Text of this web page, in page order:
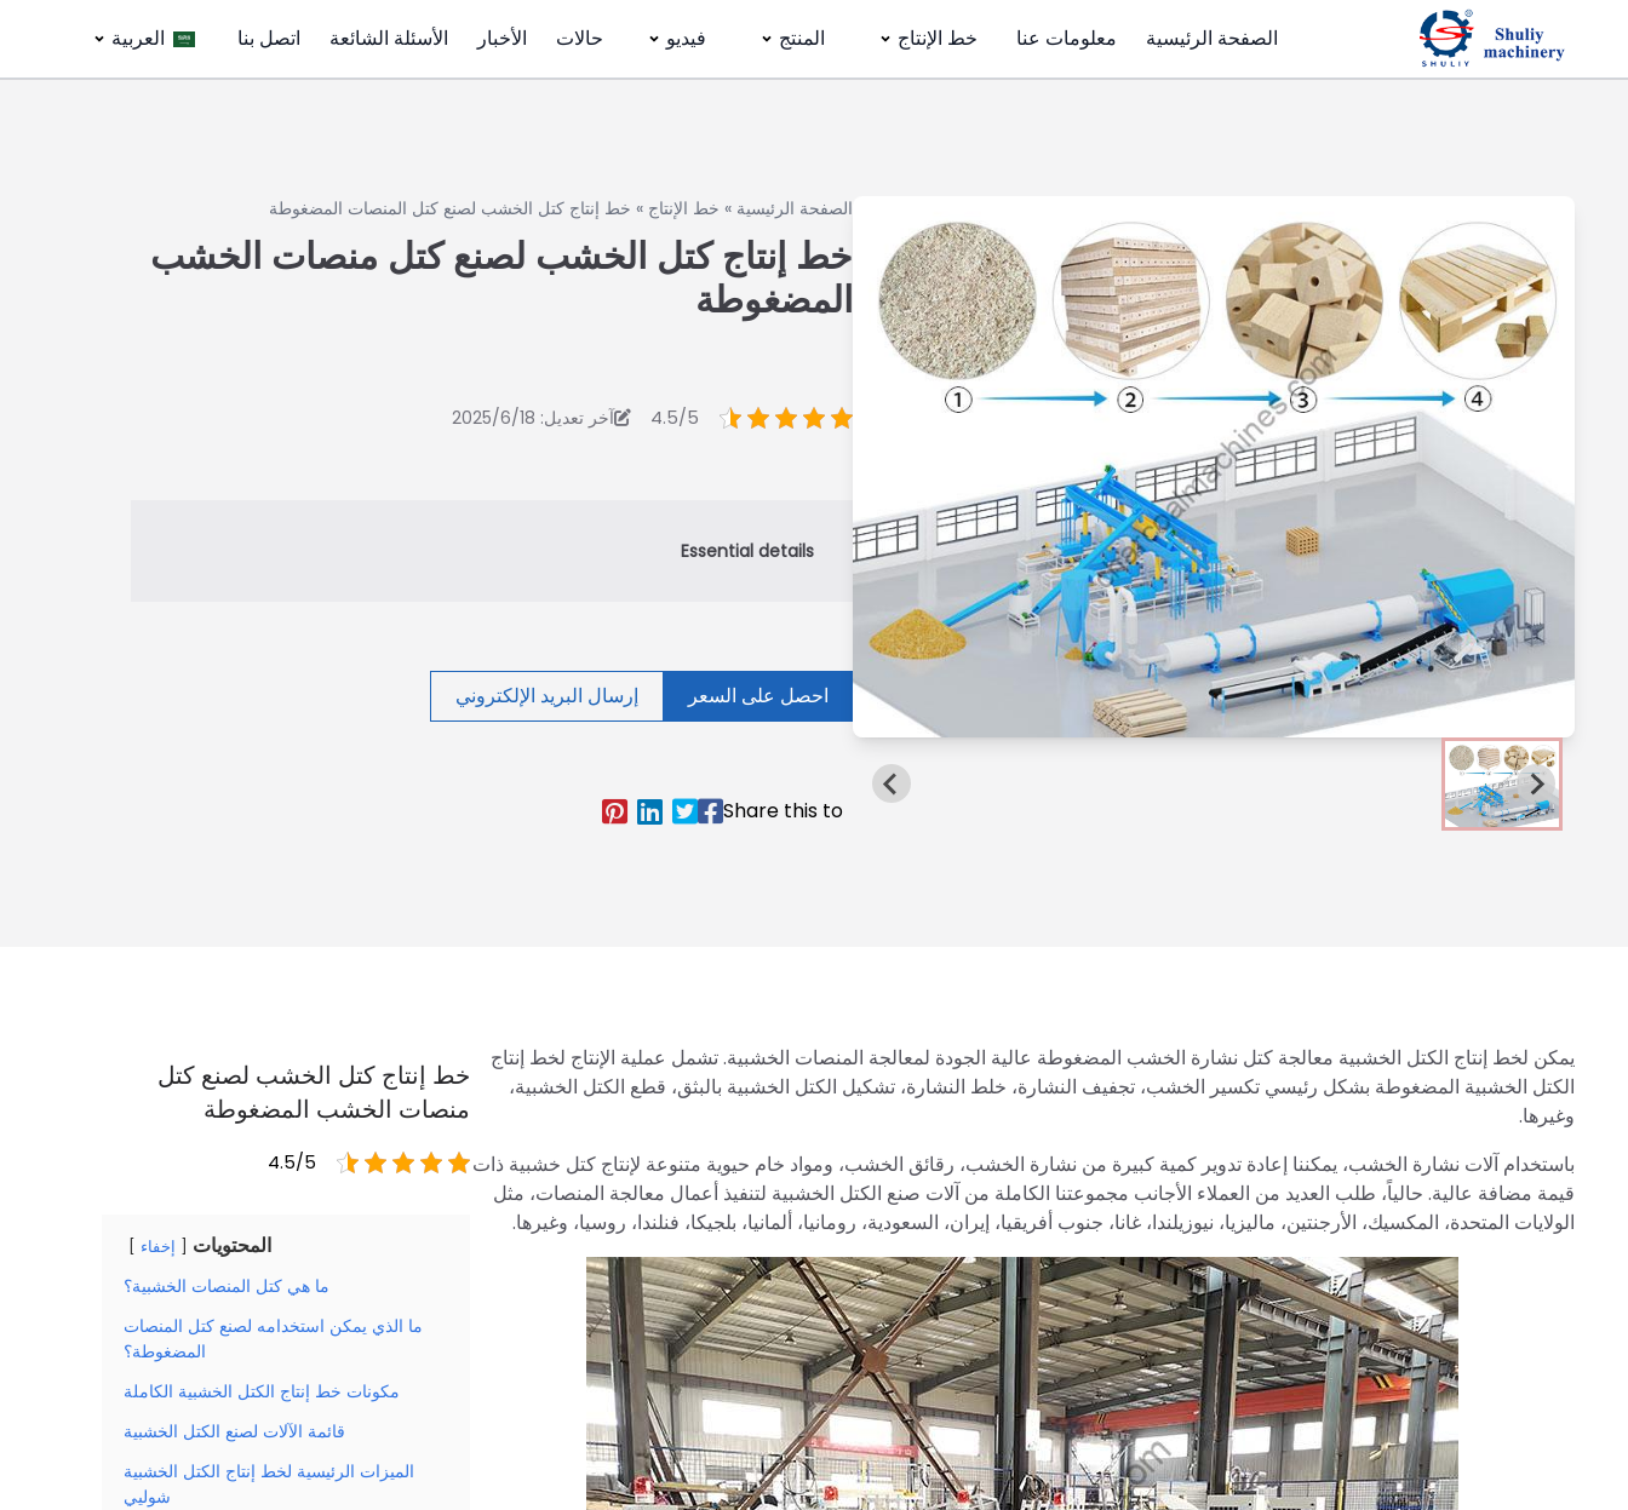
الصفحة الرئيسية معلومات عنا خط الإنتاج المنتج فيديو حالات الأخبار الأسئلة الشائعة اتصل بنا العربية
الصفحة الرئيسية » خط الإنتاج » خط إنتاج كتل الخشب لصنع كتل المنصات المضغوطة
خط إنتاج كتل الخشب لصنع كتل منصات الخشب
المضغوطة
4.5/5 آخر تعديل: 2025/6/18
احصل على السعر إرسال البريد الإلكتروني
يمكن لخط إنتاج الكتل الخشبية معالجة كتل نشارة الخشب المضغوطة عالية الجودة لمعالجة المنصات الخشبية. تشمل عملية الإنتاج لخط إنتاج
الكتل الخشبية المضغوطة بشكل رئيسي تكسير الخشب، تجفيف النشارة، خلط النشارة، تشكيل الكتل الخشبية بالبثق، قطع الكتل الخشبية،
وغيرها.
باستخدام آلات نشارة الخشب، يمكننا إعادة تدوير كمية كبيرة من نشارة الخشب، رقائق الخشب، ومواد خام حيوية متنوعة لإنتاج كتل خشبية ذات
قيمة مضافة عالية. حالياً، طلب العديد من العملاء الأجانب مجموعتنا الكاملة من آلات صنع الكتل الخشبية لتنفيذ أعمال معالجة المنصات، مثل
الولايات المتحدة، المكسيك، الأرجنتين، ماليزيا، نيوزيلندا، غانا، جنوب أفريقيا، إيران، السعودية، رومانيا، ألمانيا، بلجيكا، فنلندا، روسيا، وغيرها.
خط إنتاج كتل الخشب لصنع كتل
منصات الخشب المضغوطة
4.5/5
المحتويات إخفاء
ما هي كتل المنصات الخشبية؟
ما الذي يمكن استخدامه لصنع كتل المنصات
المضغوطة؟
مكونات خط إنتاج الكتل الخشبية الكاملة
قائمة الآلات لصنع الكتل الخشبية
الميزات الرئيسية لخط إنتاج الكتل الخشبية
شوليي